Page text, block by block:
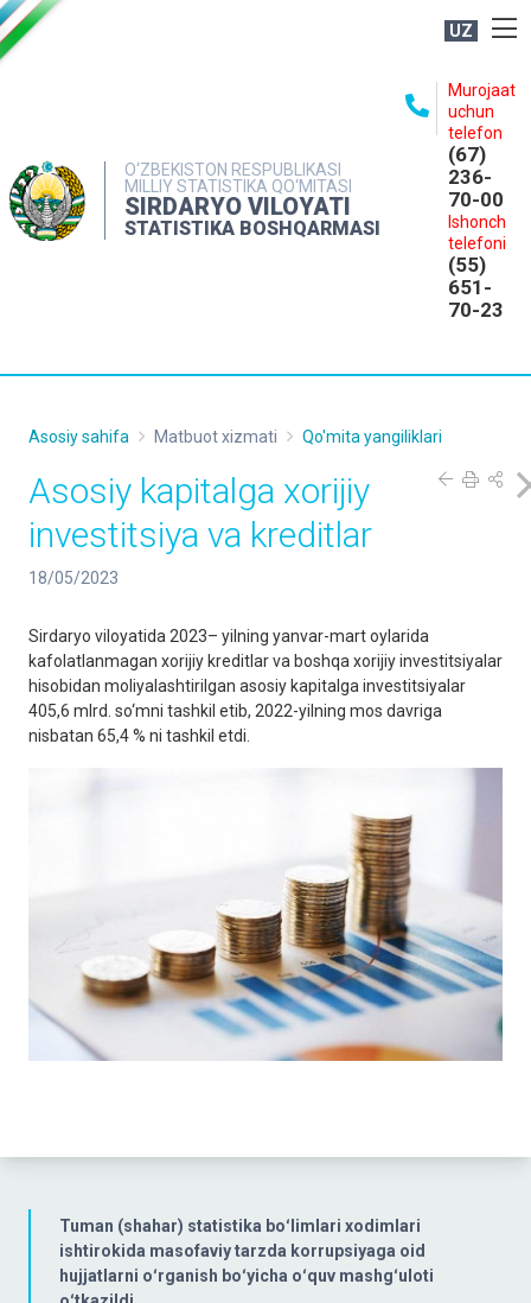
UZ
O‘ZBEKISTON RESPUBLIKASI
MILLIY STATISTIKA QO‘MITASI
SIRDARYO VILOYATI
STATISTIKA BOSHQARMASI
Murojaat
uchun
telefon
(67)
236-
70-00
Ishonch
telefoni
(55)
651-
70-23
NASHRLAR
INTERAKTIV XIZMATLAR
MATBUOT XIZMATI
Tuman (shahar) statistika boʻlimlari xodimlari
ishtirokida masofaviy tarzda korrupsiyaga oid
hujjatlarni oʻrganish boʻyicha oʻquv mashgʻuloti
Asosiy sahifa Matbuot xizmati Qo'mita yangiliklari
Asosiy kapitalga xorijiy
investitsiya va kreditlar
18/05/2023
Sirdaryo viloyatida 2023– yilning yanvar-mart oylarida
kafolatlanmagan xorijiy kreditlar va boshqa xorijiy investitsiyalar
hisobidan moliyalashtirilgan asosiy kapitalga investitsiyalar
405,6 mlrd. so‘mni tashkil etib, 2022-yilning mos davriga
nisbatan 65,4 % ni tashkil etdi.